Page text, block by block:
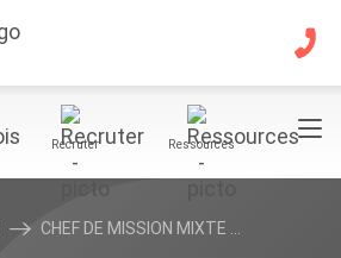
Recruter Ressources
CHEF DE MISSION MIXTE ...